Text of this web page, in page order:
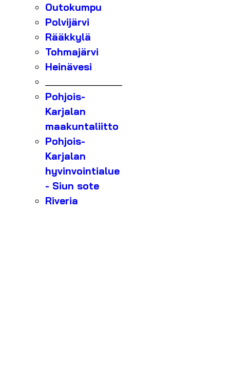
Outokumpu
Polvijärvi
Rääkkylä
Tohmajärvi
Heinävesi
Pohjois-
Karjalan
maakuntaliitto
Pohjois-
Karjalan
hyvinvointialue
- Siun sote
Riveria